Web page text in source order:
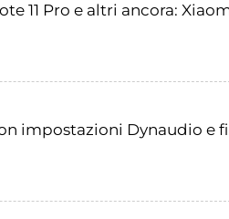
11 Pro e altri ancora:
impostazioni Dynaudio e